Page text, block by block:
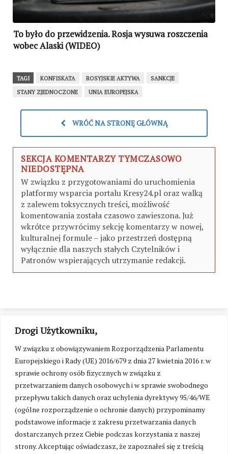
Drogi Użytkowniku,
W związku z obowiązywaniem Rozporządzenia Parlamentu
Europejskiego i Rady (UE) 2016/679 z dnia 27 kwietnia 2016 r. w
sprawie ochrony osób fizycznych w związku z
przetwarzaniem danych osobowych i w sprawie swobodnego
przepływu takich danych oraz uchylenia dyrektywy 95/46/WE
(ogólne rozporządzenie o ochronie danych) przypominamy
podstawowe informacje z zakresu przetwarzania danych
dostarczanych przez Ciebie podczas korzystania z naszej
strony. Akceptując oświadczasz, że zapoznałeś się z treścią
To było do przewidzenia. Rosja wysuwa roszczenia
wobec Alaski (WIDEO)
TAGI KONFISKATA ROSYJSKIE AKTYWA
SANKCJE
STANY ZJEDNOCZONE
UNIA EUROPEJSKA
WRÓĆ NA STRONĘ GŁÓWNĄ
SEKCJA KOMENTARZY TYMCZASOWO
NIEDOSTĘPNA
W związku z przygotowaniami do uruchomienia
platformy wsparcia portalu Kresy24.pl oraz walką
z zalewem toksycznych treści, możliwość
komentowania została czasowo zawieszona. Już
wkrótce przywrócimy sekcję komentarzy w nowej,
kulturalnej formule – jako przestrzeń dostępną
wyłącznie dla naszych stałych Czytelników i
Patronów wspierających utrzymanie redakcji.